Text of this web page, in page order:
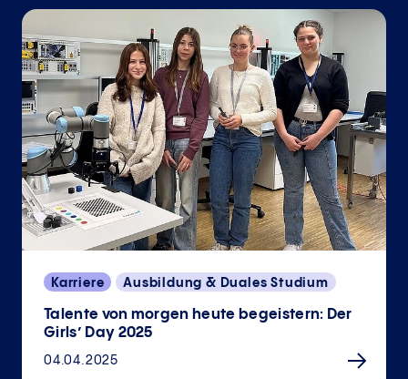
Karriere Ausbildung & Duales Studium
Talente von morgen heute begeistern: Der
Girls’ Day 2025
04.04.2025